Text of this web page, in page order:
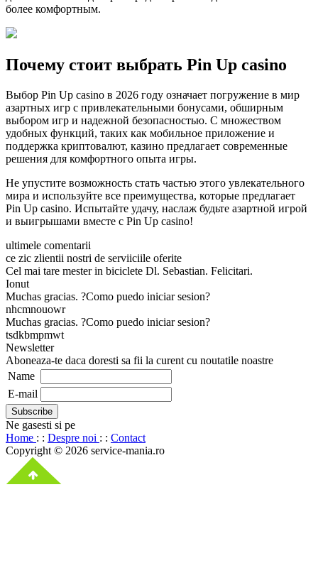
более комфортным.
Почему стоит выбрать Pin Up casino
Выбор Pin Up casino в 2026 году означает погружение в мир
азартных игр с привлекательными бонусами, обширным
выбором игр и надежной безопасностью. С множеством
удобных функций, таких как мобильное приложение и
поддержка криптовалют, казино предлагает современные
решения для комфортного опыта игры.
Не упустите возможность стать частью этого увлекательного
мира и используйте все преимущества, которые предлагает
Pin Up casino. Испытайте удачу, наслаж будьте азартной игрой
и выигрышами вместе с Pin Up casino!
ultimele comentarii
ce zic zlientii nostri de serviiciile oferite
Cel mai tare mester in biciclete Dl. Sebastian. Felicitari.
Ionut
Muchas gracias. ?Como puedo iniciar sesion?
nhcmnouowr
Muchas gracias. ?Como puedo iniciar sesion?
tsdkbmpmwt
Newsletter
Aboneaza-te daca doresti sa fii la curent cu noutatile noastre
Name
E-mail
Ne gasesti si pe
Home : : Despre noi : : Contact
Copyright © 2026 service-mania.ro